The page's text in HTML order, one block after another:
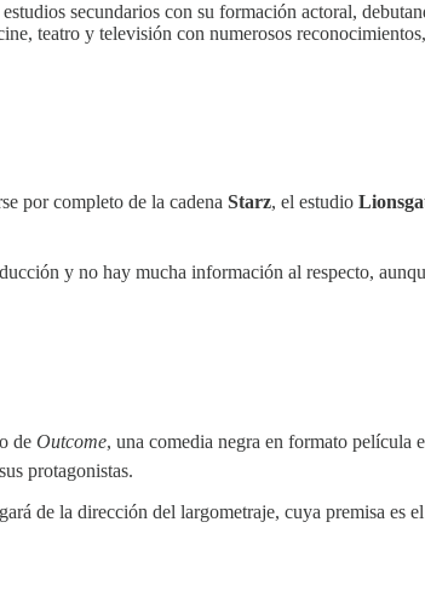
secundarios con su formación actoral,
teatro y televisión con numerosos
por completo de la cadena Starz, el estudio
y no hay mucha información al respecto,
de Outcome, una comedia negra en formato película
protagonistas.
de la dirección del largometraje, cuya premisa es